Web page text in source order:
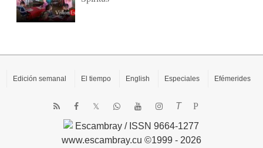
Edición semanal El tiempo English Especiales Efémerides
T P
Escambray / ISSN 9664-1277
www.escambray.cu ©1999 - 2026